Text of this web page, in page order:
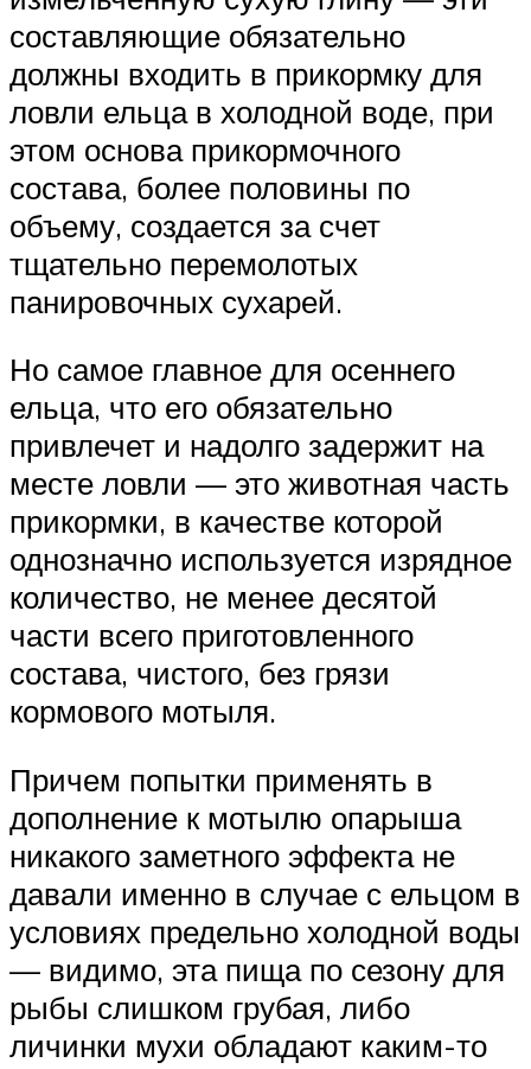
составляющие обязательно
должны входить в прикормку для
ловли ельца в холодной воде, при
этом основа прикормочного
состава, более половины по
объему, создается за счет
тщательно перемолотых
панировочных сухарей.
Но самое главное для осеннего
ельца, что его обязательно
привлечет и надолго задержит на
месте ловли — это животная часть
прикормки, в качестве которой
однозначно используется изрядное
количество, не менее десятой
части всего приготовленного
состава, чистого, без грязи
кормового мотыля.
Причем попытки применять в
дополнение к мотылю опарыша
никакого заметного эффекта не
давали именно в случае с ельцом в
условиях предельно холодной воды
— видимо, эта пища по сезону для
рыбы слишком грубая, либо
личинки мухи обладают каким-то